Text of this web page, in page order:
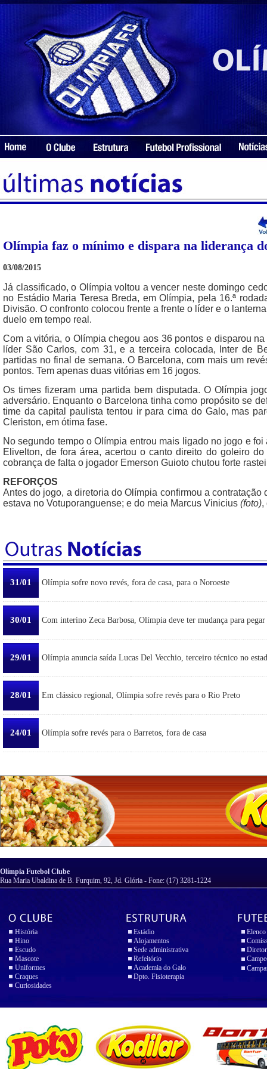
Olímpia faz o mínimo e dispara na liderança
03/08/2015
Já classificado, o Olímpia voltou a vencer neste domingo
no Estádio Maria Teresa Breda, em Olímpia, pela 16.ª
Divisão. O confronto colocou frente a frente o líder e o
duelo em tempo real.
Com a vitória, o Olímpia chegou aos 36 pontos e disparou
líder São Carlos, com 31, e a terceira colocada, Inter de
partidas no final de semana. O Barcelona, com mais um
pontos. Tem apenas duas vitórias em 16 jogos.
Os times fizeram uma partida bem disputada. O Olímpia
adversário. Enquanto o Barcelona tinha como propósito se
time da capital paulista tentou ir para cima do Galo, mas
Cleriston, em ótima fase.
No segundo tempo o Olímpia entrou mais ligado no jogo e
Elivelton, de fora área, acertou o canto direito do goleiro
cobrança de falta o jogador Emerson Guioto chutou forte
REFORÇOS
Antes do jogo, a diretoria do Olímpia confirmou a
estava no Votuporanguense; e do meia Marcus Vinicius (foto),
31/01 Olímpia sofre novo revés, fora de casa, para o Noroeste
30/01 Com interino Zeca Barbosa, Olímpia deve ter mudança para pegar
29/01 Olímpia anuncia saída Lucas Del Vecchio, terceiro técnico no
28/01 Em clássico regional, Olímpia sofre revés para o Rio Preto
24/01 Olímpia sofre revés para o Barretos, fora de casa
Olímpia Futebol Clube
Rua Maria Ubaldina de B. Furquim, 92, Jd. Glória - Fone: (17) 3281-1224
História
Hino
Escudo
Mascote
Uniformes
Craques
Curiosidades
Estádio
Alojamentos
Sede administrativa
Refeitório
Academia do Galo
Dpto. Fisioterapia
Elenco